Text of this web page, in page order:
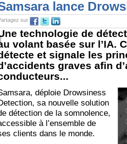
lance
sur
technologie de
volant basée sur l’IA.
et signale les
graves afin
déploie Drowsiness
sa nouvelle solution
détection de la somnolence,
à l’ensemble de
clients dans le monde.